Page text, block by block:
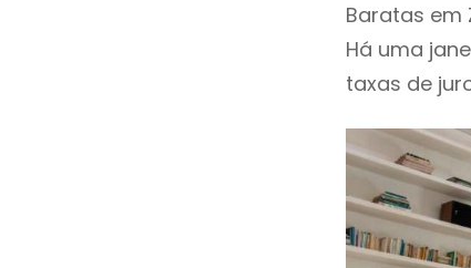
Baratas em
Há uma
taxas de